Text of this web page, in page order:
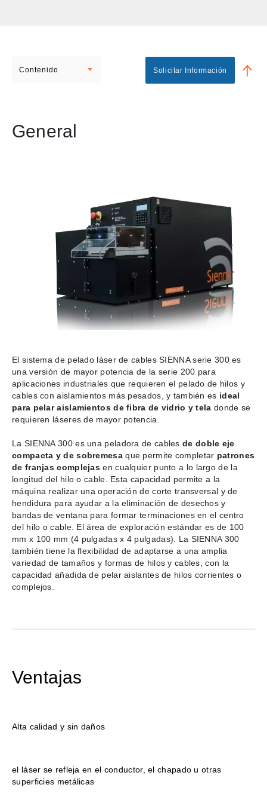
Contenido Solicitar Información
General
El sistema de pelado láser de cables SIENNA serie 300 es
una versión de mayor potencia de la serie 200 para
aplicaciones industriales que requieren el pelado de hilos y
cables con aislamientos más pesados, y también es ideal
para pelar aislamientos de fibra de vidrio y tela donde se
requieren láseres de mayor potencia.
La SIENNA 300 es una peladora de cables de doble eje
compacta y de sobremesaque permite completar patrones
de franjas complejas en cualquier punto a lo largo de la
longitud del hilo o cable. Esta capacidad permite a la
máquina realizar una operación de corte transversal y de
hendidura para ayudar a la eliminación de desechos y
bandas de ventana para formar terminaciones en el centro
del hilo o cable. El área de exploración estándar es de 100
mm x 100 mm (4 pulgadas x 4 pulgadas). La SIENNA 300
también tiene la flexibilidad de adaptarse a una amplia
variedad de tamaños y formas de hilos y cables, con la
capacidad añadida de pelar aislantes de hilos corrientes o
complejos.
Ventajas
Alta calidad y sin daños
el láser se refleja en el conductor, el chapado u otras
superficies metálicas